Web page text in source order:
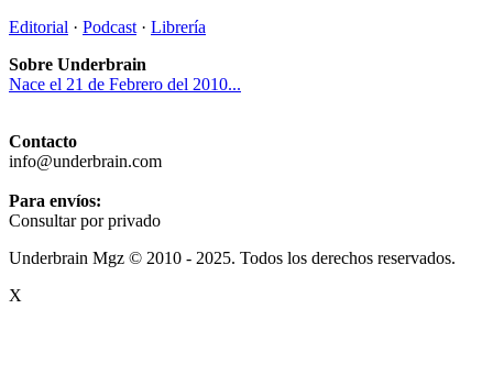
Editorial · Podcast · Librería
Sobre Underbrain
Nace el 21 de Febrero del 2010...
Contacto
info@underbrain.com
Para envíos:
Consultar por privado
Underbrain Mgz © 2010 - 2025. Todos los derechos reservados.
X